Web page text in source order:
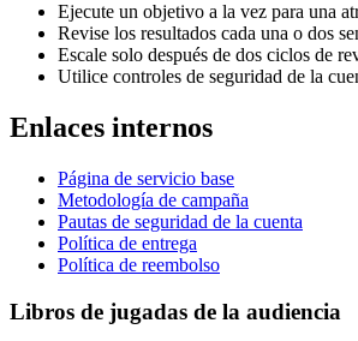
Ejecute un objetivo a la vez para una
Revise los resultados cada una o dos
Escale solo después de dos ciclos de
Utilice controles de seguridad de la
Enlaces internos
Página de servicio base
Metodología de campaña
Pautas de seguridad de la cuenta
Política de entrega
Política de reembolso
Libros de jugadas de la audiencia